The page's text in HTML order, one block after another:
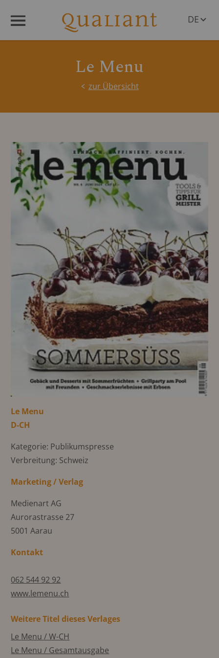
DE
Le Menu
zur Übersicht
Le Menu
D-CH
Kategorie: Publikumspresse
Verbreitung: Schweiz
Marketing / Verlag
Medienart AG
Aurorastrasse 27
5001 Aarau
Kontakt
062 544 92 92
www.lemenu.ch
Weitere Titel dieses Verlages
Le Menu / W-CH
Le Menu / Gesamtausgabe